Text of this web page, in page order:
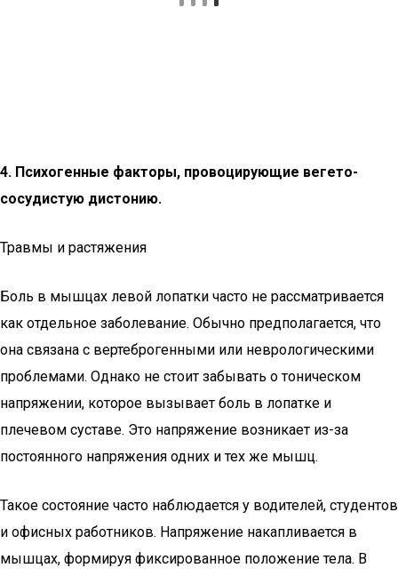
4. Психогенные факторы, провоцирующие вегето-
сосудистую дистонию.
Травмы и растяжения
Боль в мышцах левой лопатки часто не рассматривается
как отдельное заболевание. Обычно предполагается, что
она связана с вертеброгенными или неврологическими
проблемами. Однако не стоит забывать о тоническом
напряжении, которое вызывает боль в лопатке и
плечевом суставе. Это напряжение возникает из-за
постоянного напряжения одних и тех же мышц.
Такое состояние часто наблюдается у водителей, студентов
и офисных работников. Напряжение накапливается в
мышцах, формируя фиксированное положение тела. В